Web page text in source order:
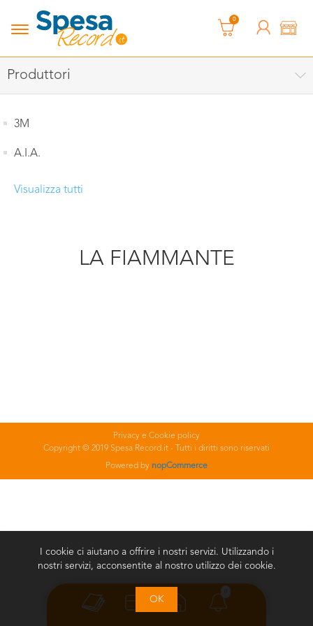
0
Produttori
3M
A.I.A.
Visualizza tutti
LA FIAMMANTE
Privacy e Cookie policy
Copyright © 2019 Spesa Record.it - Tutti i diritti sono riservati
Powered by nopCommerce
I cookie ci aiutano a offrire i nostri servizi. Utilizzando i
nostri servizi, acconsentite al nostro utilizzo dei cookie.
OK